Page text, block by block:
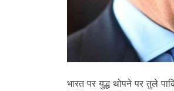
भारत पर युद्ध थोपने पर तुले